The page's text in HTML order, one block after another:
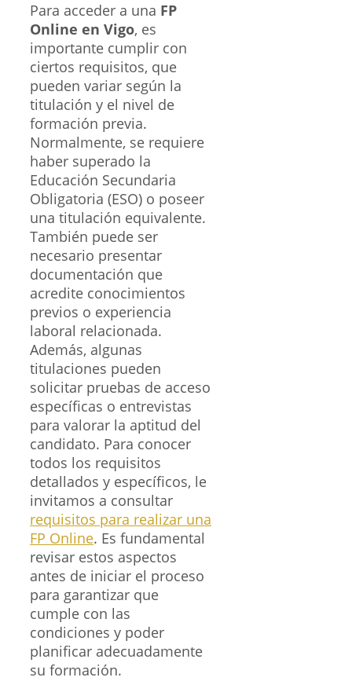
Para acceder a una FP
Online en Vigo, es
importante cumplir con
ciertos requisitos, que
pueden variar según la
titulación y el nivel de
formación previa.
Normalmente, se requiere
haber superado la
Educación Secundaria
Obligatoria (ESO) o poseer
una titulación equivalente.
También puede ser
necesario presentar
documentación que
acredite conocimientos
previos o experiencia
laboral relacionada.
Además, algunas
titulaciones pueden
solicitar pruebas de acceso
específicas o entrevistas
para valorar la aptitud del
candidato. Para conocer
todos los requisitos
detallados y específicos, le
invitamos a consultar
requisitos para realizar una
FP Online. Es fundamental
revisar estos aspectos
antes de iniciar el proceso
para garantizar que
cumple con las
condiciones y poder
planificar adecuadamente
su formación.